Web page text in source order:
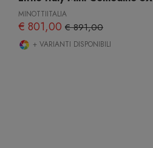
MINOTTIITALIA
€ 801,00 € 891,00
+ VARIANTI DISPONIBILI